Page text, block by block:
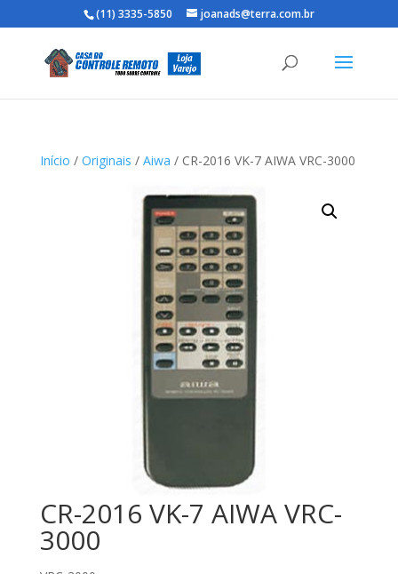
(11) 3335-5850 joanads@terra.com.br
Início / Originais / Aiwa / CR-2016 VK-7 AIWA VRC-3000
CR-2016 VK-7 AIWA VRC-
3000